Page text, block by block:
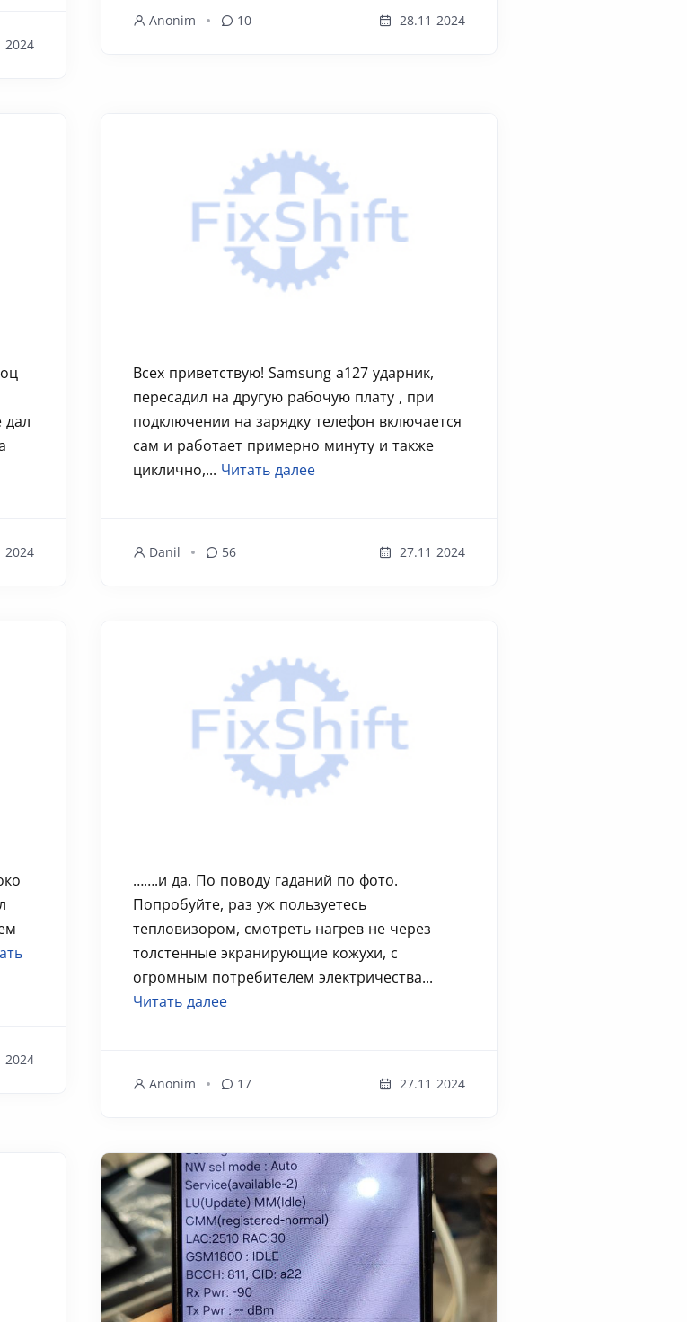
2024
Anonim 10 28.11 2024
дал
2024
Всех приветствую! Samsung a127 ударник,
пересадил на другую рабочую плату , при
подключении на зарядку телефон включается
сам и работает примерно минуту и также
циклично,... Читать далее
Danil 56 27.11 2024
2024
…….и да. По поводу гаданий по фото.
Попробуйте, раз уж пользуетесь
тепловизором, смотреть нагрев не через
толстенные экранирующие кожухи, с
огромным потребителем электричества...
Читать далее
Anonim 17 27.11 2024